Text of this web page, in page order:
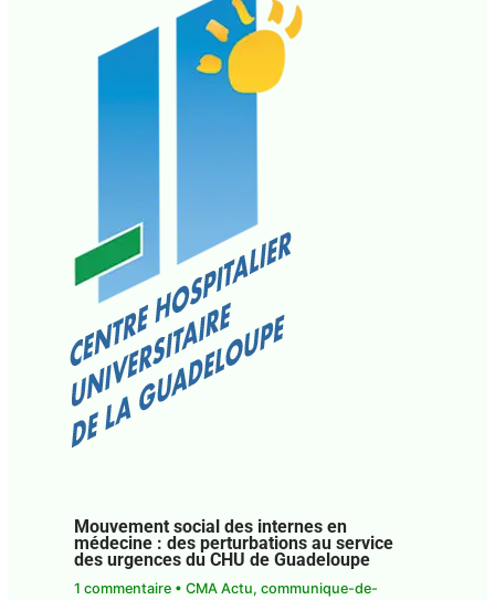
Mouvement social des internes en
médecine : des perturbations au service
des urgences du CHU de Guadeloupe
1 commentaire • CMA Actu, communique-de-